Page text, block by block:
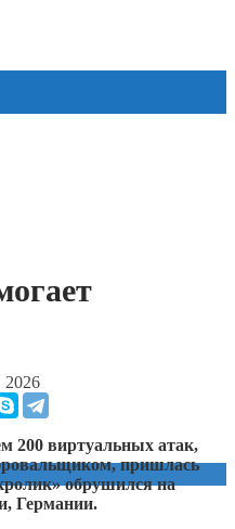
2026
200 виртуальных атак,
пришлась
обрушился на
Германии.